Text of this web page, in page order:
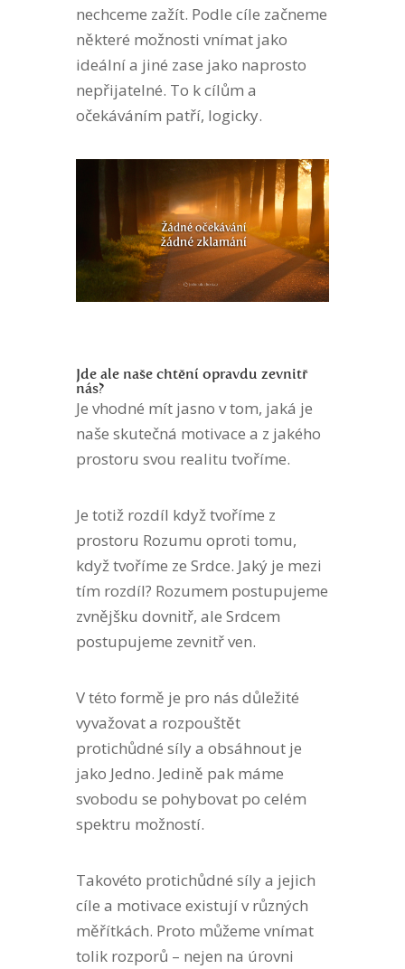
nechceme zažít. Podle cíle začneme
některé možnosti vnímat jako
ideální a jiné zase jako naprosto
nepřijatelné. To k cílům a
očekáváním patří, logicky.
Jde ale naše chtění opravdu zevnitř
nás?
Je vhodné mít jasno v tom, jaká je
naše skutečná motivace a z jakého
prostoru svou realitu tvoříme.
Je totiž rozdíl když tvoříme z
prostoru Rozumu oproti tomu,
když tvoříme ze Srdce. Jaký je mezi
tím rozdíl? Rozumem postupujeme
zvnějšku dovnitř, ale Srdcem
postupujeme zevnitř ven.
V této formě je pro nás důležité
vyvažovat a rozpouštět
protichůdné síly a obsáhnout je
jako Jedno. Jedině pak máme
svobodu se pohybovat po celém
spektru možností.
Takovéto protichůdné síly a jejich
cíle a motivace existují v různých
měřítkách. Proto můžeme vnímat
tolik rozporů – nejen na úrovni